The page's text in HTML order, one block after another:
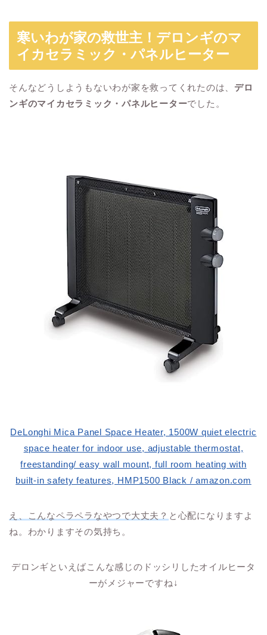
寒いわが家の救世主！デロンギのマ
イカセラミック・パネルヒーター
そんなどうしようもないわが家を救ってくれたのは、デロ
ンギのマイカセラミック・パネルヒーターでした。
DeLonghi Mica Panel Space Heater, 1500W quiet electric
space heater for indoor use, adjustable thermostat,
freestanding/ easy wall mount, full room heating with
built-in safety features, HMP1500 Black / amazon.com
え、こんなペラペラなやつで大丈夫？ と心配になりますよ
ね。わかりますその気持ち。
デロンギといえばこんな感じのドッシリしたオイルヒータ
ーがメジャーですね↓